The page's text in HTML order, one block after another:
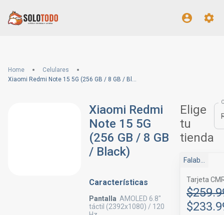
Home
Celulares
Xiaomi Redmi Note 15 5G (256 GB / 8 GB / Black)
Xiaomi Redmi
Note 15 5G
(256 GB / 8 GB
/ Black)
Características
Pantalla AMOLED 6.8"
táctil (2392x1080) / 120
Elige
tu
tienda
Falabella
Tarjeta